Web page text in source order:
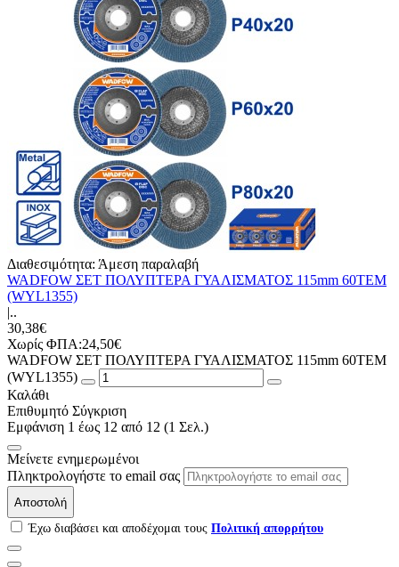
Διαθεσιμότητα: Άμεση παραλαβή
WADFOW ΣΕΤ ΠΟΛΥΠΤΕΡΑ ΓΥΑΛΙΣΜΑΤΟΣ 115mm 60ΤΕΜ
(WYL1355)
|..
30,38€
Χωρίς ΦΠΑ:24,50€
WADFOW ΣΕΤ ΠΟΛΥΠΤΕΡΑ ΓΥΑΛΙΣΜΑΤΟΣ 115mm 60ΤΕΜ
(WYL1355)
Καλάθι
Επιθυμητό Σύγκριση
Εμφάνιση 1 έως 12 από 12 (1 Σελ.)
Μείνετε ενημερωμένοι
Πληκτρολογήστε το email σας
Αποστολή
Έχω διαβάσει και αποδέχομαι τους Πολιτική απορρήτου